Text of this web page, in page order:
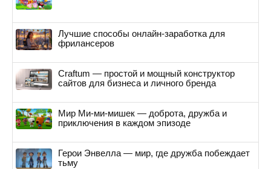
Лучшие способы онлайн-заработка для
фрилансеров
Craftum — простой и мощный конструктор
сайтов для бизнеса и личного бренда
Мир Ми-ми-мишек — доброта, дружба и
приключения в каждом эпизоде
Герои Энвелла — мир, где дружба побеждает
тьму